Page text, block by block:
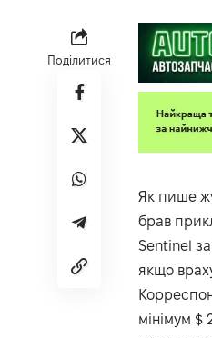
Поділитися
Як пише
брав
Sentinel
якщо
мінімум $